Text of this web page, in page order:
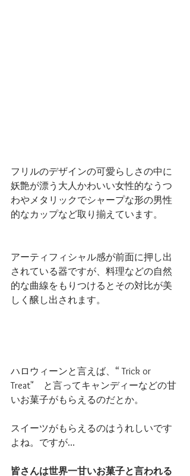
フリルのデザインの可愛らしさの中に
妖艶が漂う大人かわいい女性的なうつ
わやメタリックでシャープな形の男性
的なカップなど取り揃えています。
アーティフィシャル感が前面に押し出
されている器ですが、料理などの自然
的な曲線をもりつけるとその対比が美
しく醸し出されます。
ハロウィーンと言えば、“ Trick or
Treat"　と言ってキャンディーなどの甘
いお菓子がもらえるのだとか。
スイーツがもらえるのはうれしいです
よね。ですが…
皆さんは世界一甘いお菓子と言われる